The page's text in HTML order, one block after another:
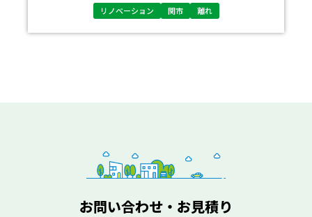
リノベーション 関市 離れ
お問い合わせ・お見積り